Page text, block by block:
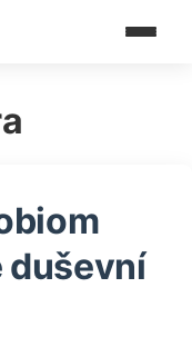
duševní